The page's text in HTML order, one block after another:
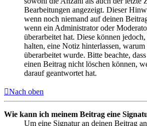
Bearbeitungen angezeigt. Dieser
wenn noch niemand auf deinen
wenn ein Administrator oder
überarbeitet hat. Diese können
halten, eine Notiz hinterlassen,
überarbeitet wurde. Bitte beachte,
einen Beitrag nicht löschen können,
darauf geantwortet hat.
Nach oben
Wie kann ich meinem Beitrag eine
Um eine Signatur an deinen Beitrag